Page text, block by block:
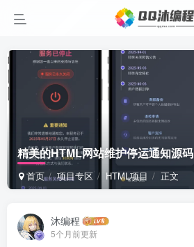
精美的HTML网站维护停运通知源码
首页 项目专区 HTML项目 正文
沐编程
5个月前更新